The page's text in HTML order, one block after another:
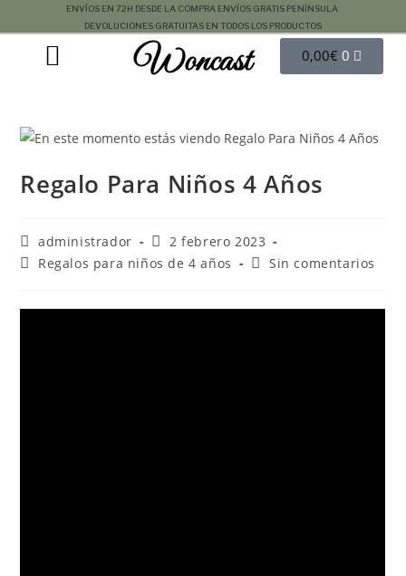
ENVÍOS EN 72H DESDE LA COMPRA ENVÍOS GRATIS PENÍNSULA
DEVOLUCIONES GRATUITAS EN TODOS LOS PRODUCTOS
Woncast 0,00€ 0
Regalo Para Niños 4 Años
administrador
2 febrero 2023
Regalos para niños de 4 años
Sin comentarios